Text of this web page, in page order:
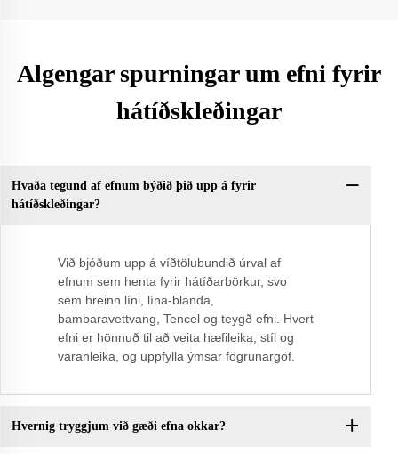
Algengar spurningar um efni fyrir
hátíðskleðingar
Hvaða tegund af efnum býðið þið upp á fyrir
hátíðskleðingar?
Við bjóðum upp á víðtölubundið úrval af
efnum sem henta fyrir hátíðarbörkur, svo
sem hreinn líni, lína-blanda,
bambaravettvang, Tencel og teygð efni. Hvert
efni er hönnuð til að veita hæfileika, stíl og
varanleika, og uppfylla ýmsar fögrunargöf.
Hvernig tryggjum við gæði efna okkar?